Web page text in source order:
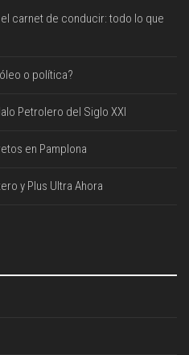
carnet de conducir: todo lo que
o política?
Petrolero del Siglo XXI
en Pamplona
y Plus Ultra Ahora